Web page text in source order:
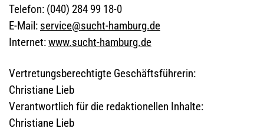
Telefon: (040) 284 99 18-0
E-Mail: service@sucht-hamburg.de
Internet:www.sucht-hamburg.de
Vertretungsberechtigte Geschäftsführerin:
Christiane Lieb
Verantwortlich für die redaktionellen Inhalte:
Christiane Lieb